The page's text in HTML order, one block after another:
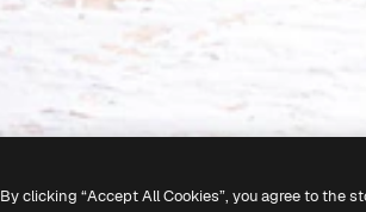
By clicking “Accept All Cookies”, you agree to the